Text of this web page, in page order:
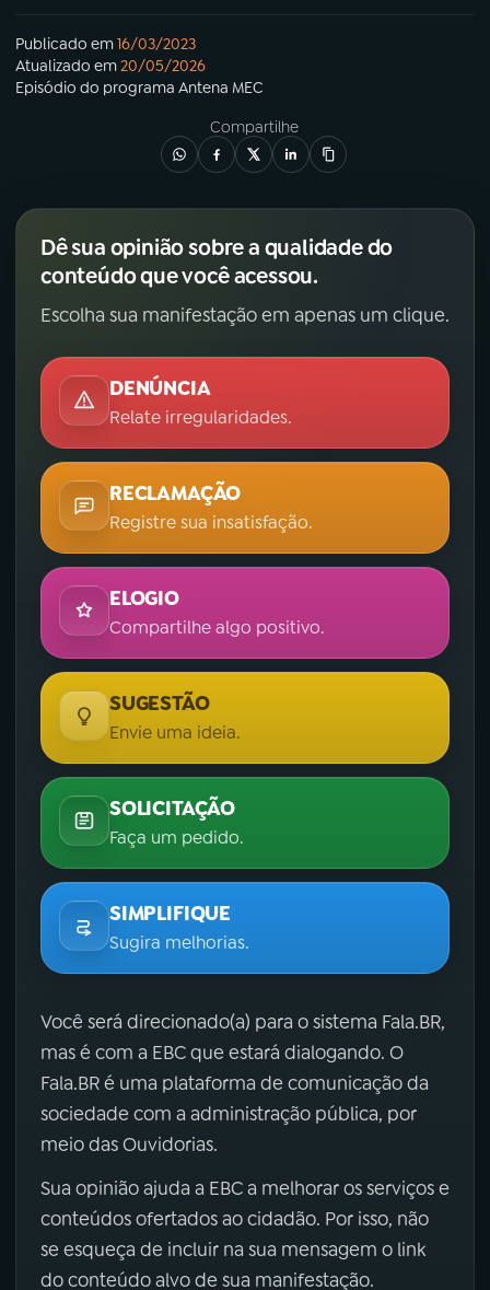
Publicado em16/03/2023
Atualizado em20/05/2026
Episódio do programa Antena MEC
Compartilhe
Dê sua opinião sobre a qualidade do
conteúdo que você acessou.
Escolha sua manifestação em apenas um clique.
DENÚNCIA
Relate irregularidades.
RECLAMAÇÃO
Registre sua insatisfação.
ELOGIO
Compartilhe algo positivo.
SUGESTÃO
Envie uma ideia.
SOLICITAÇÃO
Faça um pedido.
SIMPLIFIQUE
Sugira melhorias.
Você será direcionado(a) para o sistema Fala.BR,
mas é com a EBC que estará dialogando. O
Fala.BR é uma plataforma de comunicação da
sociedade com a administração pública, por
meio das Ouvidorias.
Sua opinião ajuda a EBC a melhorar os serviços e
conteúdos ofertados ao cidadão. Por isso, não
se esqueça de incluir na sua mensagem o link
do conteúdo alvo de sua manifestação.